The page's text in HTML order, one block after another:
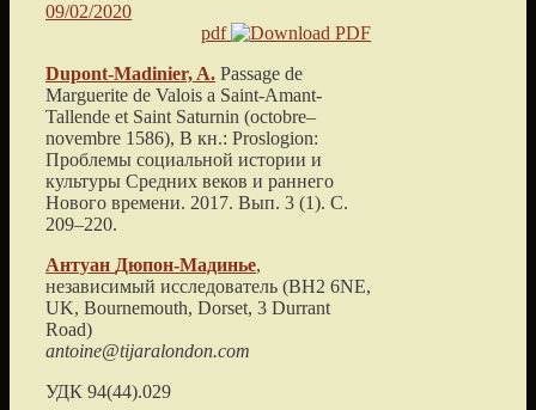
09/02/2020
pdf
Dupont-Madinier, A. Passage de
Marguerite de Valois a Saint-Amant-
Tallende et Saint Saturnin (octobre–
novembre 1586), В кн.: Proslogion:
Проблемы социальной истории и
культуры Средних веков и раннего
Нового времени. 2017. Вып. 3 (1). С.
209–220.
Антуан Дюпон-Мадинье,
независимый исследователь (BH2 6NE,
UK, Bournemouth, Dorset, 3 Durrant
Road)
antoine@tijaralondon.com
УДК 94(44).029